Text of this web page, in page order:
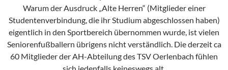
Warum der Ausdruck „Alte Herren“ (Mitglieder einer
Studentenverbindung, die ihr Studium abgeschlossen haben)
eigentlich in den Sportbereich übernommen wurde, ist vielen
Seniorenfußballern übrigens nicht verständlich. Die derzeit ca
60 Mitglieder der AH-Abteilung des TSV Oerlenbach fühlen
sich jedenfalls keineswegs alt.